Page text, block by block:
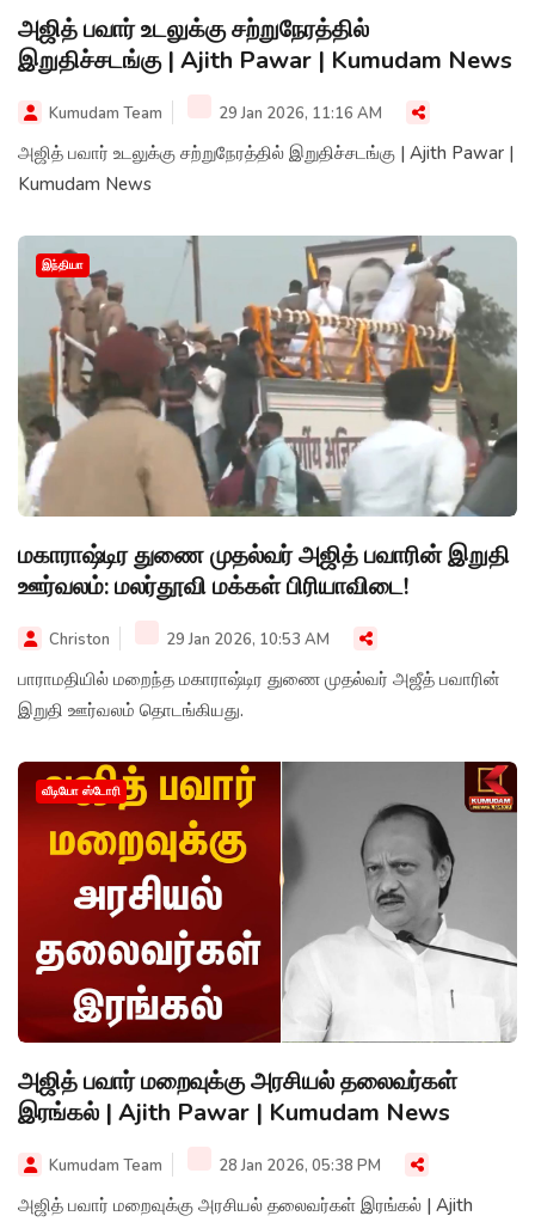
அஜித் பவார் உடலுக்கு சற்றுநேரத்தில்
இறுதிச்சடங்கு | Ajith Pawar | Kumudam News
Kumudam Team 29 Jan 2026, 11:16 AM
அஜித் பவார் உடலுக்கு சற்றுநேரத்தில் இறுதிச்சடங்கு | Ajith Pawar |
Kumudam News
இந்தியா
மகாராஷ்டிர துணை முதல்வர் அஜித் பவாரின் இறுதி
ஊர்வலம்: மலர்தூவி மக்கள் பிரியாவிடை!
Christon 29 Jan 2026, 10:53 AM
பாராமதியில் மறைந்த மகாராஷ்டிர துணை முதல்வர் அஜீத் பவாரின்
இறுதி ஊர்வலம் தொடங்கியது.
வீடியோ ஸ்டோரி
அஜித் பவார் மறைவுக்கு அரசியல் தலைவர்கள்
இரங்கல் | Ajith Pawar | Kumudam News
Kumudam Team 28 Jan 2026, 05:38 PM
அஜித் பவார் மறைவுக்கு அரசியல் தலைவர்கள் இரங்கல் | Ajith